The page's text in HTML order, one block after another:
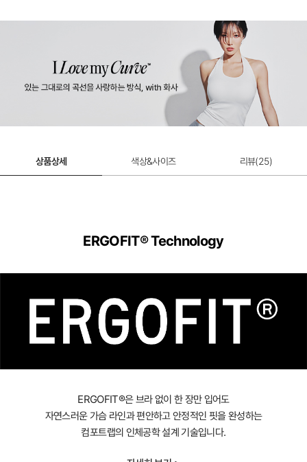
상품상세 색상&사이즈 리뷰(25)
ERGOFIT® Technology
ERGOFIT®은 브라 없이 한 장만 입어도
자연스러운 가슴 라인과 편안하고 안정적인 핏을 완성하는
컴포트랩의 인체공학 설계 기술입니다.